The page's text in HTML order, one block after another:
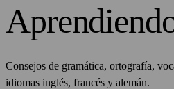
Consejos de gramática, ortografía,
idiomas inglés, francés y alemán.